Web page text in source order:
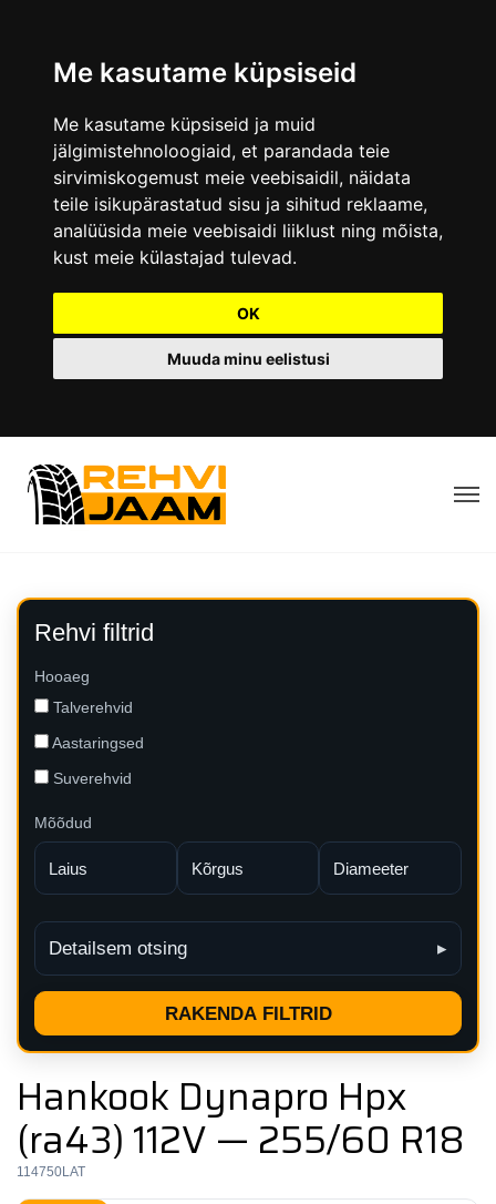
Me kasutame küpsiseid
Me kasutame küpsiseid ja muid
jälgimistehnoloogiaid, et parandada teie
sirvimiskogemust meie veebisaidil, näidata
teile isikupärastatud sisu ja sihitud reklaame,
analüüsida meie veebisaidi liiklust ning mõista,
kust meie külastajad tulevad.
OK
Muuda minu eelistusi
Rehvi filtrid
Hooaeg
Talverehvid
Aastaringsed
Suverehvid
Mõõdud
Detailsem otsing
RAKENDA FILTRID
Hankook Dynapro Hpx
(ra43) 112V — 255/60 R18
114750LAT